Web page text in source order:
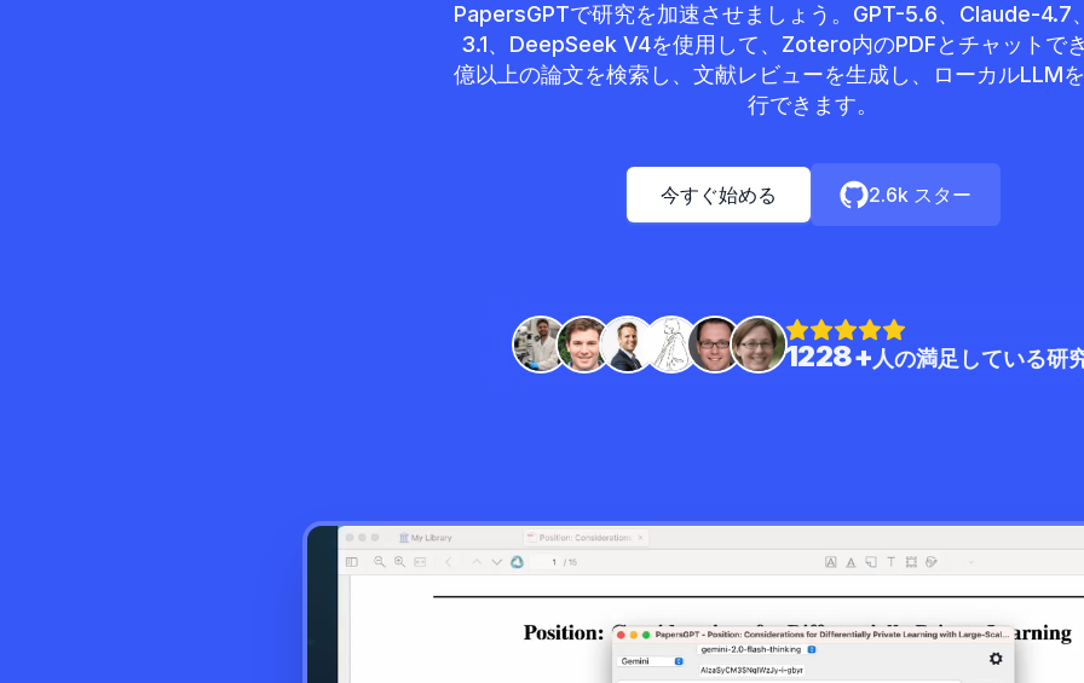
PapersGPTで研究を加速させましょう。GPT-5.6、Claude-4.7
3.1、DeepSeek V4を使用して、Zotero内のPDFとチャットで
億以上の論文を検索し、文献レビューを生成し、ローカルLLM
行できます。
今すぐ始める 2.6k スター
1228+人の満足している研